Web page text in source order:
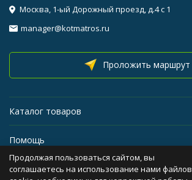
Москва, 1-ый Дорожный проезд, д.4 с 1
manager@kotmatros.ru
Проложить маршрут
Каталог товаров
Помощь
Бренды
Продолжая пользоваться сайтом, вы
соглашаетесь на использование нами файлов